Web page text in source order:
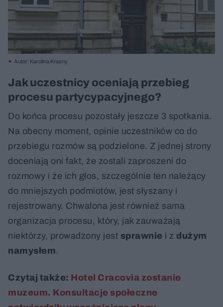
Autor: Karolina Krasny
Jak uczestnicy oceniają przebieg
procesu partycypacyjnego?
Do końca procesu pozostały jeszcze 3 spotkania.
Na obecny moment, opinie uczestników co do
przebiegu rozmów są podzielone. Z jednej strony
doceniają oni fakt, że zostali zaproszeni do
rozmowy i że ich głos, szczególnie ten należący
do mniejszych podmiotów, jest słyszany i
rejestrowany. Chwalona jest również sama
organizacja procesu, który, jak zauważają
niektórzy, prowadzony jest sprawnie i z dużym
namysłem.
Czytaj także: Hotel Cracovia zostanie
muzeum. Konsultacje społeczne